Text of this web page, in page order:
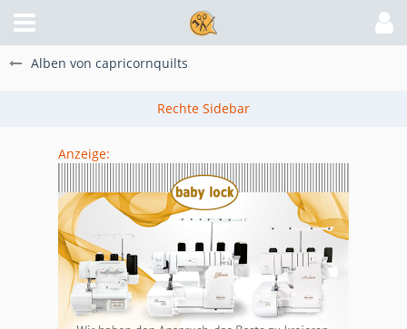
Alben von capricornquilts
Anzeige: